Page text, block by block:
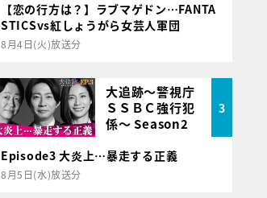
【恋の行方は？】ラブマゲドン…FANTA
STICSvs紅しょうがら女芸人軍団
8月4日(火)放送分
大追跡～警視庁
ＳＳＢＣ強行犯
係～ Season2
3
Episode3 大炎上…暴走する正義
8月5日(水)放送分